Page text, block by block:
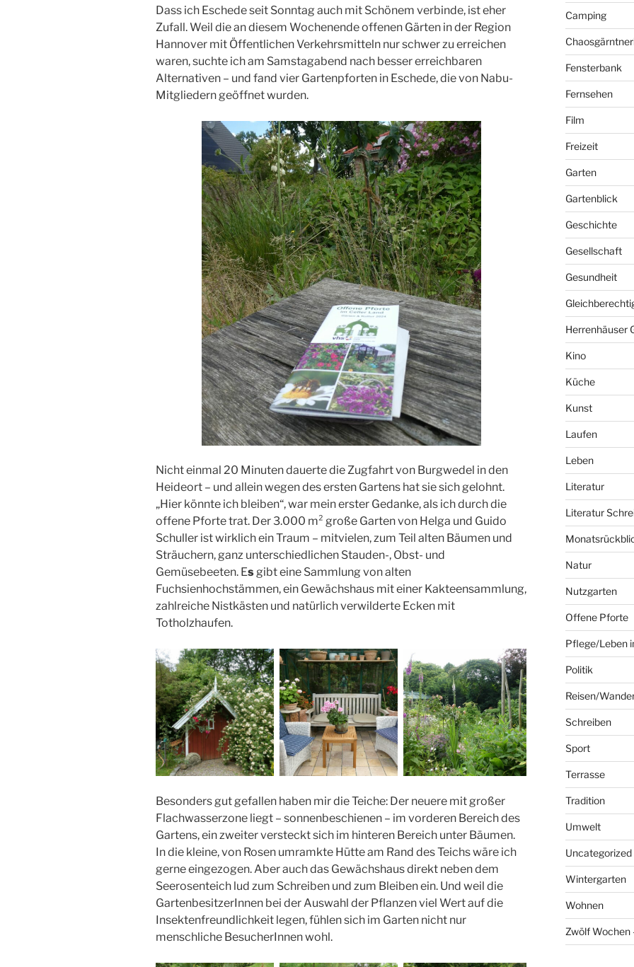
Dass ich Eschede seit Sonntag auch mit Schönem verbinde, ist eher
Zufall. Weil die an diesem Wochenende offenen Gärten in der Region
Hannover mit Öffentlichen Verkehrsmitteln nur schwer zu erreichen
waren, suchte ich am Samstagabend nach besser erreichbaren
Alternativen – und fand vier Gartenpforten in Eschede, die von Nabu-
Mitgliedern geöffnet wurden.
Nicht einmal 20 Minuten dauerte die Zugfahrt von Burgwedel in den
Heideort – und allein wegen des ersten Gartens hat sie sich gelohnt.
„Hier könnte ich bleiben“, war mein erster Gedanke, als ich durch die
offene Pforte trat. Der 3.000 m² große Garten von Helga und Guido
Schuller ist wirklich ein Traum – mitvielen, zum Teil alten Bäumen und
Sträuchern, ganz unterschiedlichen Stauden-, Obst- und
Gemüsebeeten. Esgibt eine Sammlung von alten
Fuchsienhochstämmen, ein Gewächshaus mit einer Kakteensammlung,
zahlreiche Nistkästen und natürlich verwilderte Ecken mit
Totholzhaufen.
Besonders gut gefallen haben mir die Teiche: Der neuere mit großer
Flachwasserzone liegt – sonnenbeschienen – im vorderen Bereich des
Gartens, ein zweiter versteckt sich im hinteren Bereich unter Bäumen.
In die kleine, von Rosen umramkte Hütte am Rand des Teichs wäre ich
gerne eingezogen. Aber auch das Gewächshaus direkt neben dem
Seerosenteich lud zum Schreiben und zum Bleiben ein. Und weil die
GartenbesitzerInnen bei der Auswahl der Pflanzen viel Wert auf die
Insektenfreundlichkeit legen, fühlen sich im Garten nicht nur
menschliche BesucherInnen wohl.
Camping
Fensterbank
Fernsehen
Film
Freizeit
Garten
Gartenblick
Geschichte
Gesellschaft
Gesundheit
Herrenhäuser
Kino
Küche
Kunst
Laufen
Leben
Literatur
Literatur
Natur
Nutzgarten
Offene Pforte
Pflege/Leben
Politik
Reisen/
Schreiben
Sport
Terrasse
Tradition
Umwelt
Uncategorized
Wintergarten
Wohnen
Zwölf Wochen